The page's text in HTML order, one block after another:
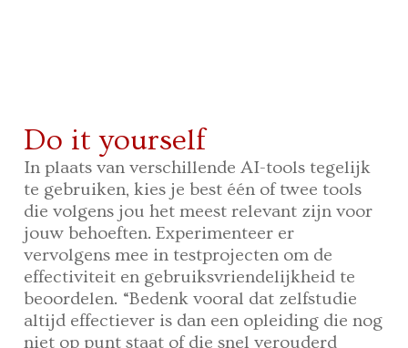
Do it yourself
In plaats van verschillende AI-tools tegelijk
te gebruiken, kies je best één of twee tools
die volgens jou het meest relevant zijn voor
jouw behoeften. Experimenteer er
vervolgens mee in testprojecten om de
effectiviteit en gebruiksvriendelijkheid te
beoordelen. “Bedenk vooral dat zelfstudie
altijd effectiever is dan een opleiding die nog
niet op punt staat of die snel verouderd